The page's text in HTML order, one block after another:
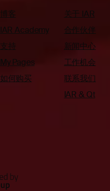
博客
IAR Academy
支持
My Pages
如何购买
关于 IAR
合作伙伴
新闻中心
工作机会
联系我们
IAR & Qt